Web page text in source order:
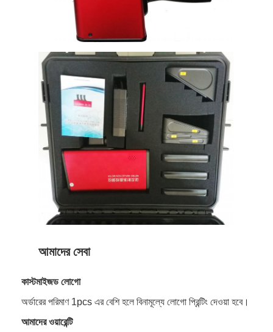
বাড়ি
ভিআর শো
আমাদের সম্বন্ধে
কারখানা ভ্রমণ
যোগাযোগ করুন
খবর
আমাদের সেবা
কাস্টমাইজড লোগো
অর্ডারের পরিমাণ 1pcs এর বেশি হলে বিনামূল্যে লোগো প্রিন্টিং দেওয়া হবে।
আমাদের ওয়ারেন্টি